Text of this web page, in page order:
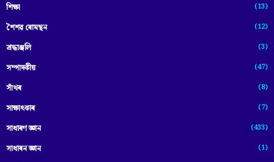
শিক্ষা (13)
শৈশৱ ৰোমন্থন (12)
শ্ৰদ্ধাঞ্জলি (3)
সম্পাদকীয় (47)
সাঁথৰ (8)
সাক্ষাৎকাৰ (7)
সাধাৰণ জ্ঞান (433)
সাধাৰন জ্ঞান (1)